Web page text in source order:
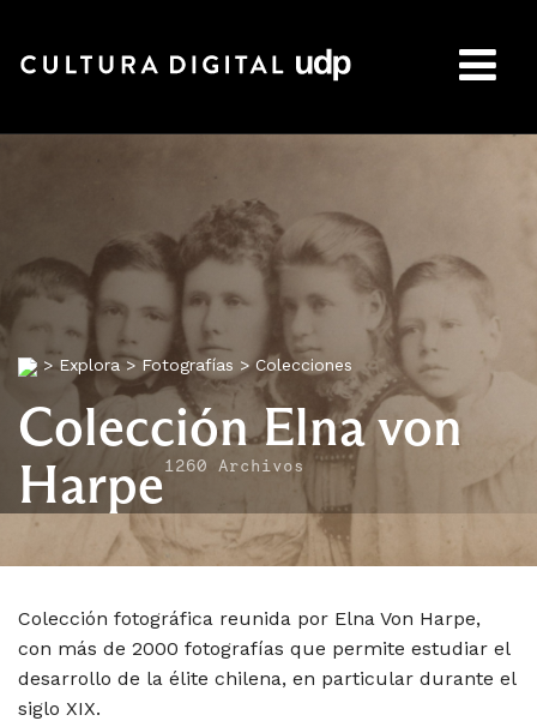
>Explora >Fotografías >Colecciones
Colección Elna von
Harpe1260 Archivos
Colección fotográfica reunida por Elna Von Harpe,
con más de 2000 fotografías que permite estudiar el
desarrollo de la élite chilena, en particular durante el
siglo XIX.